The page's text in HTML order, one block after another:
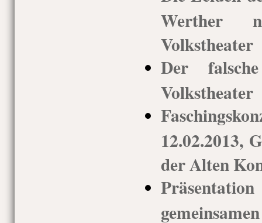
Werther
Volkstheater
Der
Volkstheater
12.02.2013,
der Alten